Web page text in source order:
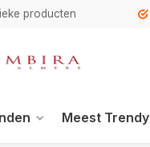
producten
Meest Trendy